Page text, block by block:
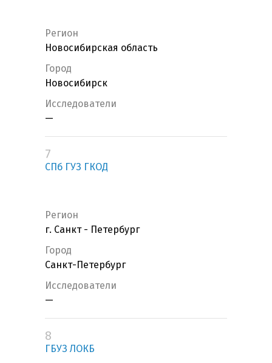
Регион
Новосибирская область
Город
Новосибирск
Исследователи
—
7
СПб ГУЗ ГКОД
Регион
г. Санкт - Петербург
Город
Санкт-Петербург
Исследователи
—
8
ГБУЗ ЛОКБ